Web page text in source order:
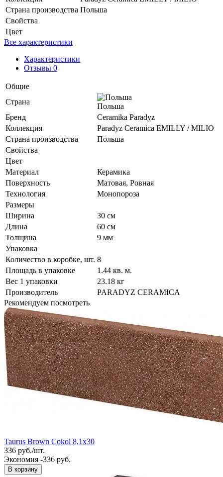
Страна производства Польша
Свойства
Цвет
Все характеристики
Характеристики
Отзывы 0
Общие
Страна
Польша
Бренд
Ceramika Paradyz
Коллекция
Paradyz Ceramica EMILLY / MILIO
Страна производства
Польша
Свойства
Цвет
Материал
Керамика
Поверхность
Матовая, Ровная
Технология
Монопороза
Размеры
Ширина
30 см
Длина
60 см
Толщина
9 мм
Упаковка
Количество в коробке, шт. 8
Площадь в упаковке
1.44 кв. м.
Вес 1 упаковки
23.18 кг
Производитель
PARADYZ CERAMICA
Рекомендуем посмотреть
Taurus Brown Cokol 8,1x30
336 руб./шт.
Экономия -336 руб.
В корзину